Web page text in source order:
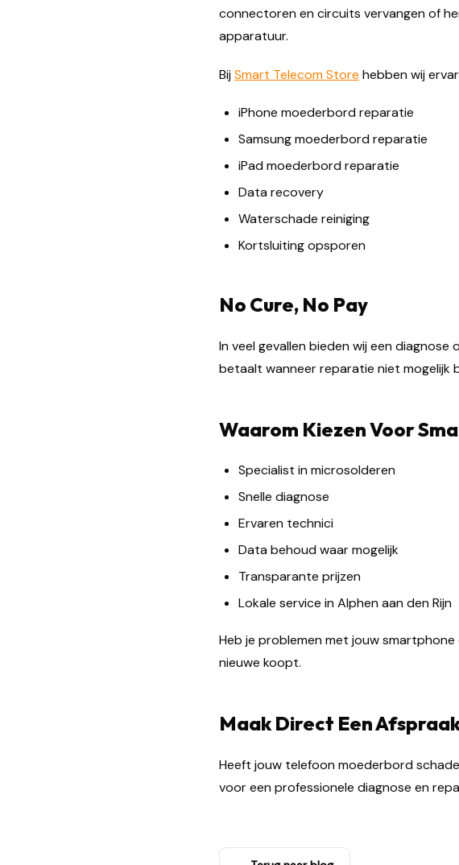
connectoren en circuits vervangen of
apparatuur.
BijSmart Telecom Store hebben wij
iPhone moederbord reparatie
Samsung moederbord reparatie
iPad moederbord reparatie
Data recovery
Waterschade reiniging
Kortsluiting opsporen
No Cure, No Pay
In veel gevallen bieden wij een
betaalt wanneer reparatie niet mogelijk
Waarom Kiezen Voor
Specialist in microsolderen
Snelle diagnose
Ervaren technici
Data behoud waar mogelijk
Transparante prijzen
Lokale service in Alphen aan den Rijn
Heb je problemen met jouw
nieuwe koopt.
Maak Direct Een
Heeft jouw telefoon moederbord
voor een professionele diagnose en